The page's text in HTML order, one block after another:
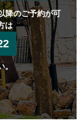
降のご予約が可
は